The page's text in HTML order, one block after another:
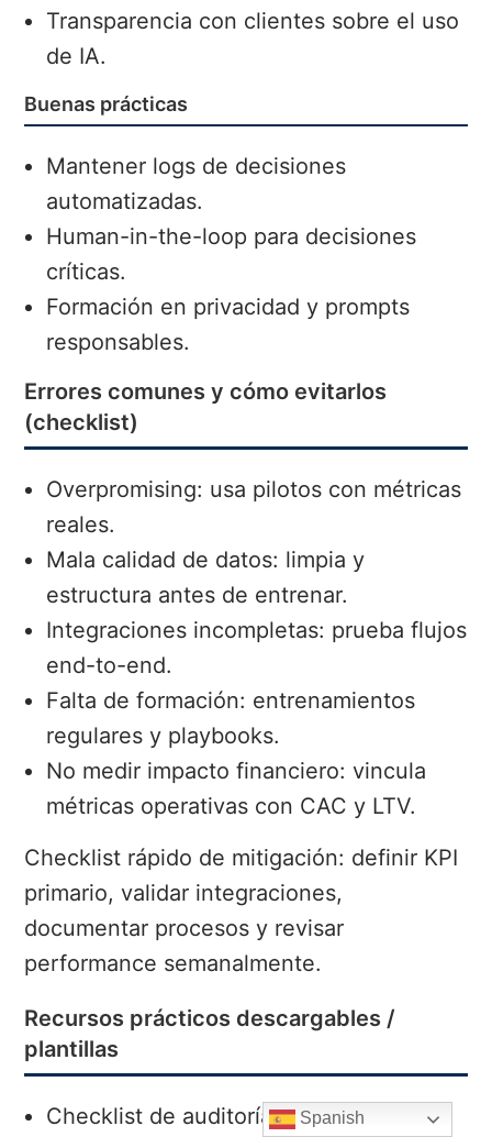
Transparencia con clientes sobre el uso
de IA.
Buenas prácticas
Mantener logs de decisiones
automatizadas.
Human-in-the-loop para decisiones
críticas.
Formación en privacidad y prompts
responsables.
Errores comunes y cómo evitarlos
(checklist)
Overpromising: usa pilotos con métricas
reales.
Mala calidad de datos: limpia y
estructura antes de entrenar.
Integraciones incompletas: prueba flujos
end-to-end.
Falta de formación: entrenamientos
regulares y playbooks.
No medir impacto financiero: vincula
métricas operativas con CAC y LTV.
Checklist rápido de mitigación: definir KPI
primario, validar integraciones,
documentar procesos y revisar
performance semanalmente.
Recursos prácticos descargables /
plantillas
Checklist de auditoría de IA para
Spanish